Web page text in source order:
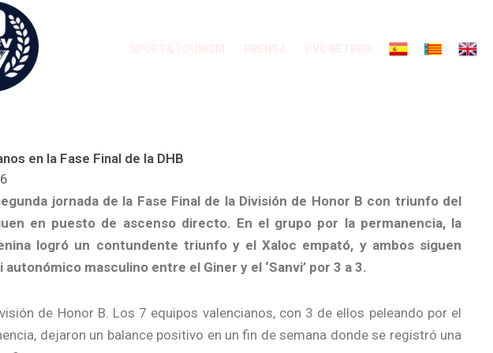
en la Fase Final de la DHB
jornada de la Fase Final de la División de Honor B con triunfo del
en puesto de ascenso directo. En el grupo por la permanencia, la
logró un contundente triunfo y el Xaloc empató, y ambos siguen
masculino entre el Giner y el ‘Sanvi’ por 3 a 3.
de Honor B. Los 7 equipos valencianos, con 3 de ellos peleando por el
dejaron un balance positivo en un fin de semana donde se registró una